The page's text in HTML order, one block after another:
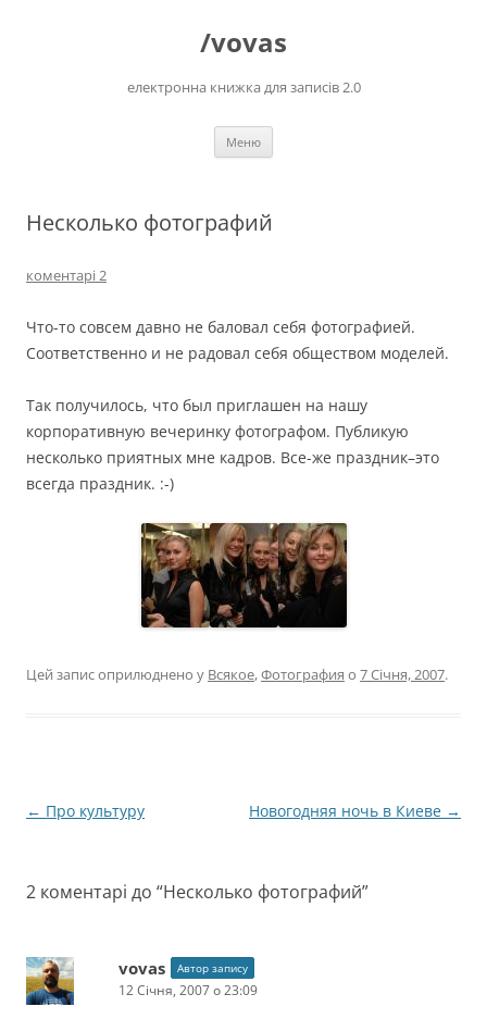
/vovas
електронна книжка для записів 2.0
Меню
Несколько фотографий
коментарі 2
Что-то совсем давно не баловал себя фотографией.
Соответственно и не радовал себя обществом моделей.
Так получилось, что был приглашен на нашу
корпоративную вечеринку фотографом. Публикую
несколько приятных мне кадров. Все-же праздник–это
всегда праздник. :-)
Цей запис оприлюднено у Всякое,Фотография о 7 Січня, 2007.
Навігація
← Про культуру Новогодняя ночь в Киеве →
2 коментарі до “Несколько фотографий”
vovas Автор запису
12 Січня, 2007 о 23:09